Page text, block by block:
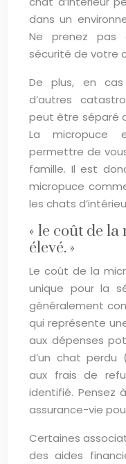
dans un
Ne prenez pas
sécurité de votre
De plus, en cas
d’autres
peut être séparé
La micropuce
permettre de
famille. Il est
micropuce
les chats
« le coût de
élevé. »
Le coût de la
unique pour la
généralement
qui représente
aux dépenses
d’un chat perdu
aux frais de
identifié. Pensez
assurance-vie
Certaines
des aides